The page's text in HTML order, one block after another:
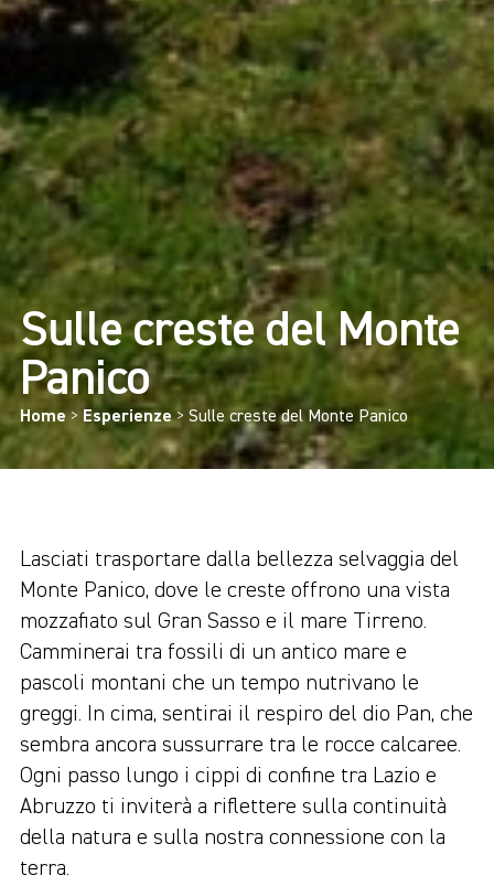
Sulle creste del Monte
Panico
Home > Esperienze> Sulle creste del Monte Panico
Lasciati trasportare dalla bellezza selvaggia del
Monte Panico, dove le creste offrono una vista
mozzafiato sul Gran Sasso e il mare Tirreno.
Camminerai tra fossili di un antico mare e
pascoli montani che un tempo nutrivano le
greggi. In cima, sentirai il respiro del dio Pan, che
sembra ancora sussurrare tra le rocce calcaree.
Ogni passo lungo i cippi di confine tra Lazio e
Abruzzo ti inviterà a riflettere sulla continuità
della natura e sulla nostra connessione con la
terra.